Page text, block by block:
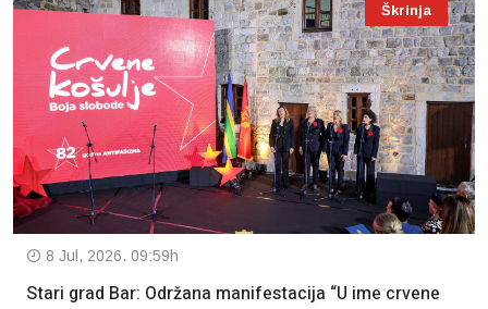
Škrinja
8 Jul, 2026. 09:59h
Stari grad Bar: Održana manifestacija “U ime crvene